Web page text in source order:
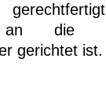
an die
gerichtet ist.